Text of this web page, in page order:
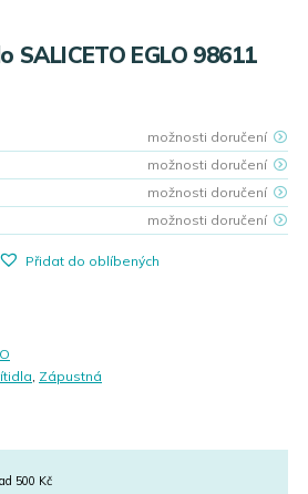
SALICETO EGLO 98611
možnosti doručení
možnosti doručení
možnosti doručení
možnosti doručení
Přidat do oblíbených
Zápustná
500 Kč